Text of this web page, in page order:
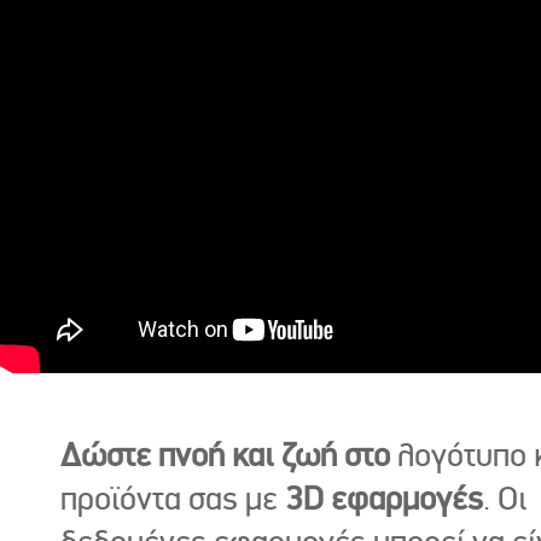
Δώστε πνοή και ζωή στο λογότυπο
προϊόντα σας με 3D εφαρμογές. Οι